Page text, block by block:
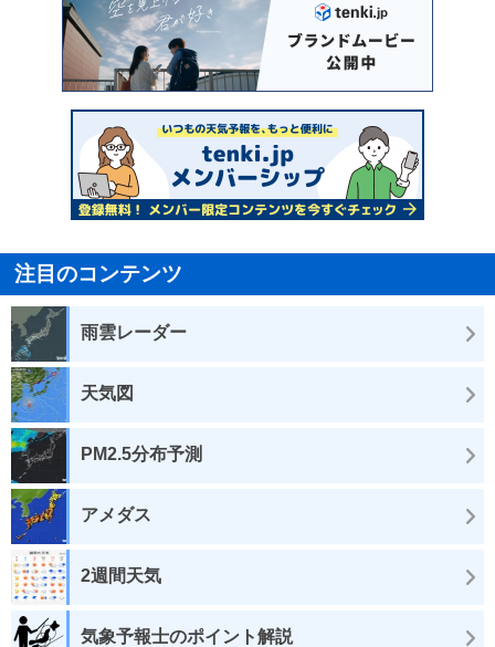
注目のコンテンツ
雨雲レーダー
天気図
PM2.5分布予測
アメダス
2週間天気
気象予報士のポイント解説